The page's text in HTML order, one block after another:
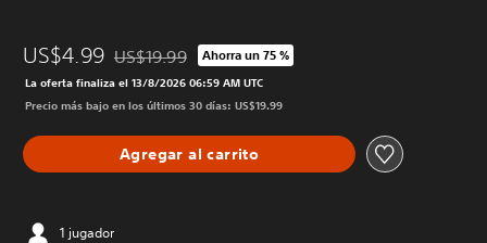
US$4.99 Rebajado del precio original de US$19.99
US$19.99 Ahorra un 75 %
La oferta finaliza el 13/8/2026 06:59 AM UTC
Precio más bajo en los últimos 30 días: US$19.99
Agregar al carrito
1 jugador